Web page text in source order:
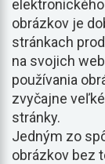
obrázkov je
stránkach
na svojich
používania
zvyčajne
stránky.
Jedným zo
obrázkov bez